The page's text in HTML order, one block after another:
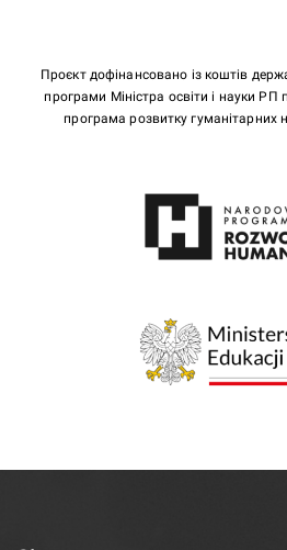
Проєкт дофінансовано із коштів
програми Міністра освіти і науки
програма розвитку гуманітарних